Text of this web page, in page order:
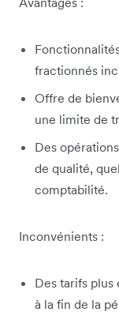
fractionnés
Offre de
une limite de
Des
de qualité,
comptabilité.
Inconvénients :
Des tarifs plus
à la fin de la